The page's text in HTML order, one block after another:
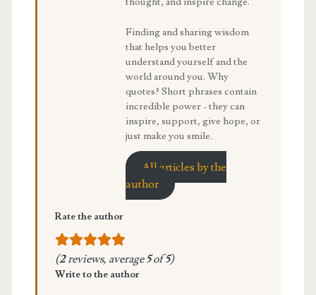
Finding and sharing wisdom
that helps you better
understand yourself and the
world around you. Why
quotes? Short phrases contain
incredible power - they can
inspire, support, give hope, or
just make you smile.
All articles by the
author
Rate the author
(2reviews, average5of5)
Write to the author